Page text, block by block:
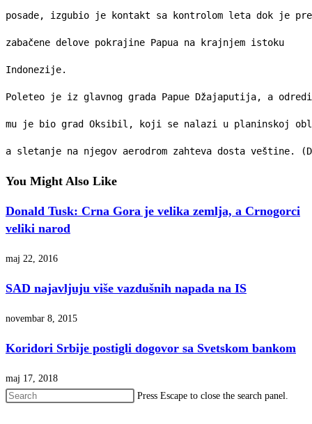
posade, izgubio je kontakt sa kontrolom leta dok je
zabačene delove pokrajine Papua na krajnjem istoku
Indonezije.
Poleteo je iz glavnog grada Papue Džajaputija, a
mu je bio grad Oksibil, koji se nalazi u planinskoj
a sletanje na njegov aerodrom zahteva dosta veštine.
You Might Also Like
Donald Tusk: Crna Gora je velika zemlja, a Crnogorci
veliki narod
maj 22, 2016
SAD najavljuju više vazdušnih napada na IS
novembar 8, 2015
Koridori Srbije postigli dogovor sa Svetskom bankom
maj 17, 2018
Press Escape to close the search panel.